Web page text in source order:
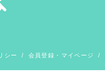
シー / 会員登録・マイページ /